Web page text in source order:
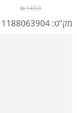
149.9 ₪
מק"ט: 1188063904